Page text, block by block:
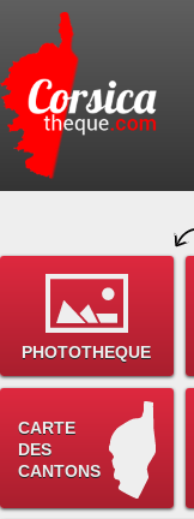
PHOTOTHEQUE
CARTE
DES
CANTONS